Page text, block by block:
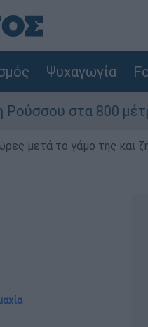
Ψυχαγωγία
800 μέτρα στο
μετά το γάμο της και